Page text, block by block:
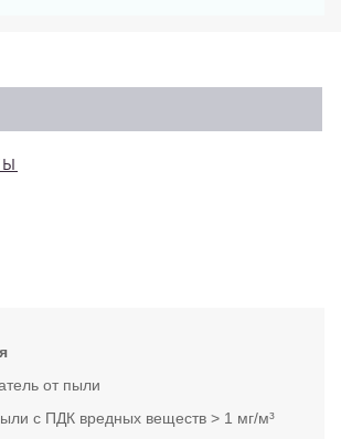
от пыли
с ПДК вредных веществ > 1 мг/м³